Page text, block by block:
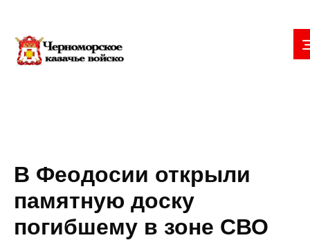
В Феодосии открыли
памятную доску
погибшему в зоне СВО